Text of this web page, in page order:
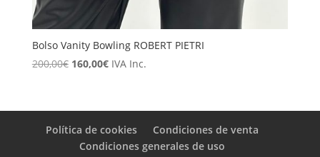
Bolso Vanity Bowling ROBERT PIETRI
200,00€ El
era:
200,00€.
160,00€El
es:
160,00€.
IVA Inc.
Política de cookies
Condiciones de venta
Condiciones generales de uso